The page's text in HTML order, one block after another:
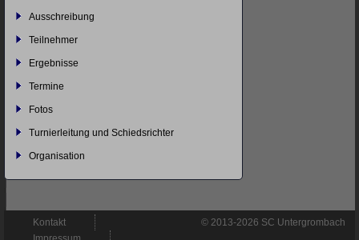
Ausschreibung
Teilnehmer
Ergebnisse
Termine
Fotos
Turnierleitung und Schiedsrichter
Organisation
© 2013-2026 SC Untergrombach
Navigation
überspringen
Kontakt